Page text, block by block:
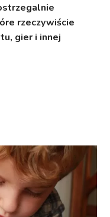
rzeczywiście
gier i innej